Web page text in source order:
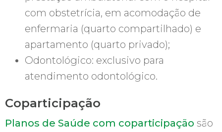
com obstetrícia, em acomodação de
enfermaria (quarto compartilhado) e
apartamento (quarto privado);
Odontológico: exclusivo para
atendimento odontológico.
Coparticipação
Planos de Saúde com coparticipação são